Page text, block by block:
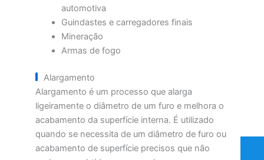
automotiva
Guindastes e carregadores finais
Mineração
Armas de fogo
Alargamento
Alargamento é um processo que alarga
ligeiramente o diâmetro de um furo e melhora o
acabamento da superfície interna. É utilizado
quando se necessita de um diâmetro de furo ou
acabamento de superfície precisos que não